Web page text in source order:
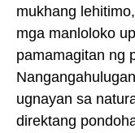
mukhang
mga manloloko
pamamagitan ng
ugnayan sa
direktang